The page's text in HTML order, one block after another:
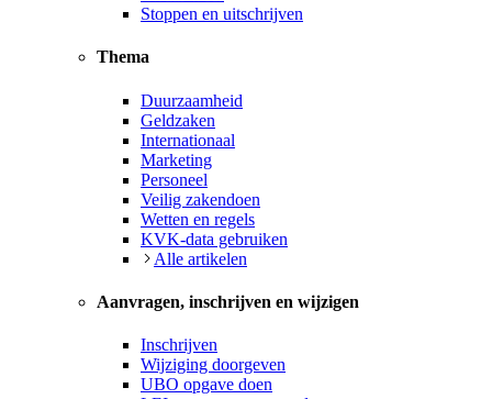
Stoppen en uitschrijven
Thema
Duurzaamheid
Geldzaken
Internationaal
Marketing
Personeel
Veilig zakendoen
Wetten en regels
KVK-data gebruiken
Alle artikelen
Aanvragen, inschrijven en wijzigen
Inschrijven
Wijziging doorgeven
UBO opgave doen